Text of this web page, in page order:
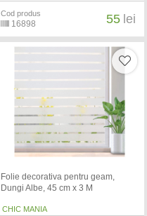
Cod produs
16898 55 lei
Folie decorativa pentru geam,
Dungi Albe, 45 cm x 3 M
CHIC MANIA